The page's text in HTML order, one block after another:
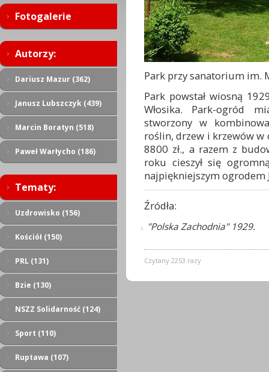
Fotogalerie
Autorzy:
Dariusz Mazur (362)
Janusz Lubszczyk (439)
Marcin Boratyn (518)
Paweł Warłycho (186)
Tematy:
Uzdrowisko (156)
Kościół (150)
PRL (131)
Bzie (130)
NSZZ Solidarność (124)
Sport (110)
Ruptawa (107)
Park przy sanatorium im.
Park powstał wiosną
Włosika. Park-ogród
stworzony w
roślin, drzew i krzewów w
8800 zł., a razem z
roku cieszył się
najpiękniejszym ogrodem
Źródła:
"Polska Zachodnia" 1929.
Czytany 2253 razy